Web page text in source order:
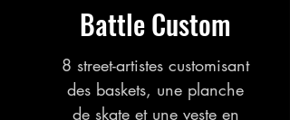
Battle Custom
8 street-artistes customisant
des baskets, une planche
de skate et une veste en